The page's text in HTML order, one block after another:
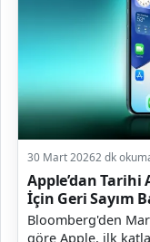
30 Mart 20262 dk
Apple’dan
İçin Geri Sayım
Bloomberg'den
göre Apple, ilk